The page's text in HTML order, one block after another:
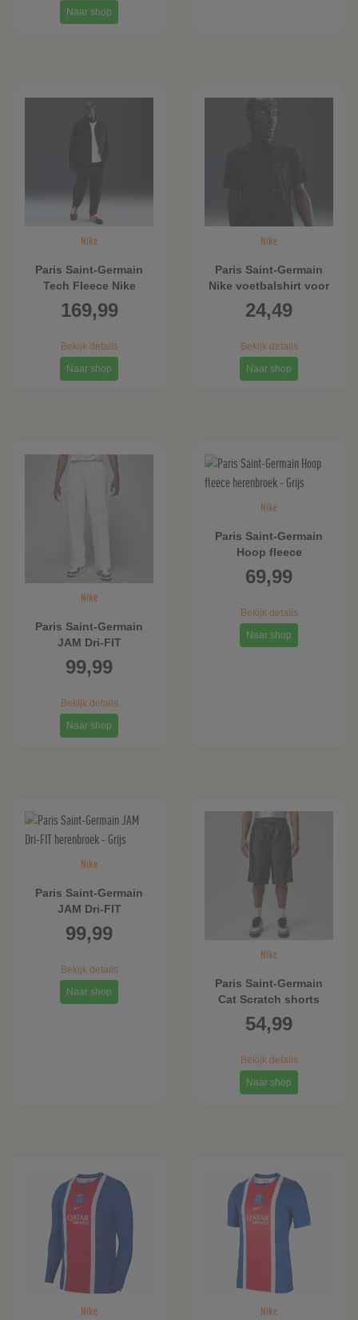
Naar shop
Nike
Paris Saint-Germain
Tech Fleece Nike
voetbalbroek voor
heren - Zwart
169,99
Bekijk details
Naar shop
Nike
Paris Saint-Germain
Nike voetbalshirt voor
heren - Zwart
24,49
Bekijk details
Naar shop
Nike
Paris Saint-Germain
JAM Dri-FIT
herenbroek - Grijs
99,99
Bekijk details
Naar shop
Nike
Paris Saint-Germain
Hoop fleece
herenbroek - Grijs
69,99
Bekijk details
Naar shop
Nike
Paris Saint-Germain
JAM Dri-FIT
herenbroek - Grijs
99,99
Bekijk details
Naar shop
Nike
Paris Saint-Germain
Cat Scratch shorts
voor heren - Grijs
54,99
Bekijk details
Naar shop
Nike Nike